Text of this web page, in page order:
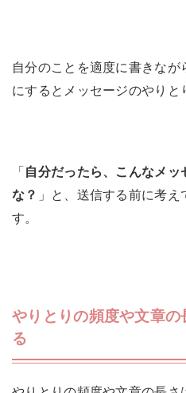
自分のことを適度に書きなが
にするとメッセージのやりと
「 自分だったら、こんなメ
な？
」と、送信する前に考
す。
やりとりの頻度や文章
る